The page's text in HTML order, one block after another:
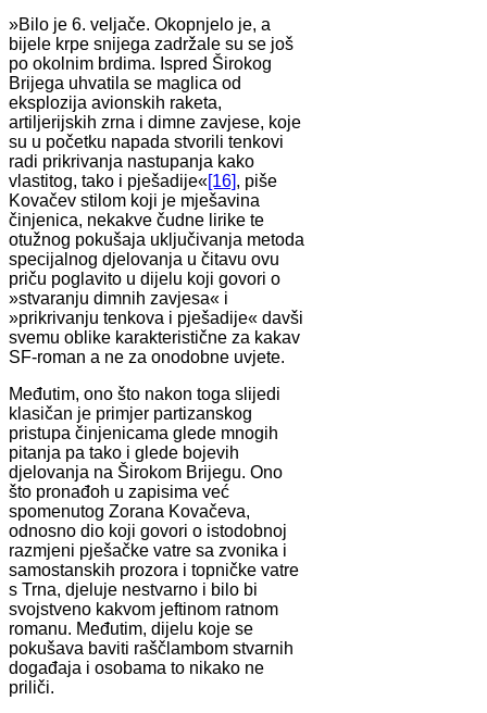
»Bilo je 6. veljače. Okopnjelo je, a
bijele krpe snijega zadržale su se još
po okolnim brdima. Ispred Širokog
Brijega uhvatila se maglica od
eksplozija avionskih raketa,
artiljerijskih zrna i dimne zavjese, koje
su u početku napada stvorili tenkovi
radi prikrivanja nastupanja kako
vlastitog, tako i pješadije«[16], piše
Kovačev stilom koji je mješavina
činjenica, nekakve čudne lirike te
otužnog pokušaja uključivanja metoda
specijalnog djelovanja u čitavu ovu
priču poglavito u dijelu koji govori o
»stvaranju dimnih zavjesa« i
»prikrivanju tenkova i pješadije« davši
svemu oblike karakteristične za kakav
SF-roman a ne za onodobne uvjete.
Međutim, ono što nakon toga slijedi
klasičan je primjer partizanskog
pristupa činjenicama glede mnogih
pitanja pa tako i glede bojevih
djelovanja na Širokom Brijegu. Ono
što pronađoh u zapisima već
spomenutog Zorana Kovačeva,
odnosno dio koji govori o istodobnoj
razmjeni pješačke vatre sa zvonika i
samostanskih prozora i topničke vatre
s Trna, djeluje nestvarno i bilo bi
svojstveno kakvom jeftinom ratnom
romanu. Međutim, dijelu koje se
pokušava baviti raščlambom stvarnih
događaja i osobama to nikako ne
priliči.